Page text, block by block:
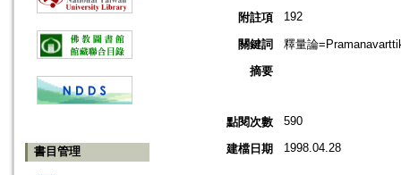
書目管理
附註項
192
關鍵詞
釋量論
摘要
點閱次數 590
建檔日期 1998.04.28